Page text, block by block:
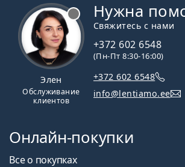
Элен
Обслуживание
клиентов
Нужна
Свяжитесь с нами
+372 602 6548
(Пн-Пт 8:30-16:00)
+372 602 6548
info@lentiamo.ee
Онлайн-покупки
Все о покупках